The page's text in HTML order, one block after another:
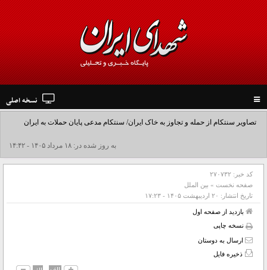
navigation
نسخه اصلی
تصاویر سنتکام از حمله و تجاوز به خاک ایران/ سنتکام مدعی پایان حملات به ایران
شد+فیلم به روز شده در: ۱۸ مرداد ۱۴۰۵ - ۱۴:۴۲
کد خبر: ۲۷۰۷۳۲
صفحه نخست » بین الملل
تاریخ انتشار: ۲۰ ارديبهشت ۱۴۰۵ - ۱۷:۲۳
بازدید از صفحه اول
نسخه چاپی
ارسال به دوستان
ذخیره فایل